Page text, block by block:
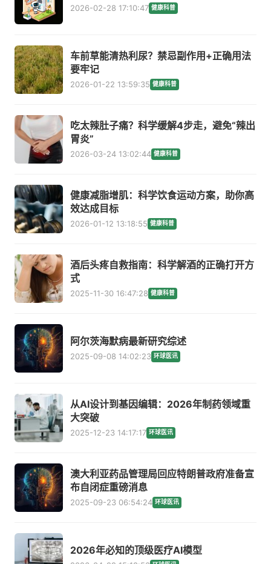
2026-02-28 17:10:47 健康科普
车前草能清热利尿？禁忌副作用+正确用法
要牢记
2026-01-22 13:59:35 健康科普
吃太辣肚子痛？科学缓解4步走，避免“辣出
胃炎”
2026-03-24 13:02:44 健康科普
健康减脂增肌：科学饮食运动方案，助你高
效达成目标
2026-01-12 13:18:55 健康科普
酒后头疼自救指南：科学解酒的正确打开方
式
2025-11-30 16:47:28 健康科普
阿尔茨海默病最新研究综述
2025-09-08 14:02:23 环球医讯
从AI设计到基因编辑：2026年制药领域重
大突破
2025-12-23 14:17:17 环球医讯
澳大利亚药品管理局回应特朗普政府准备宣
布自闭症重磅消息
2025-09-23 06:54:24 环球医讯
2026年必知的顶级医疗AI模型